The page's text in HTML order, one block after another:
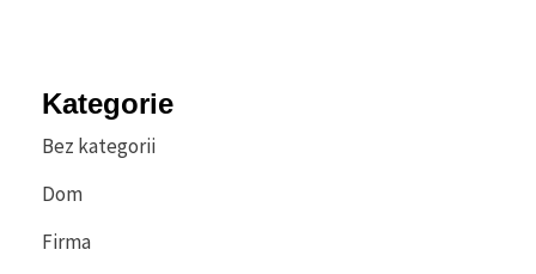
Kategorie
Bez kategorii
Dom
Firma